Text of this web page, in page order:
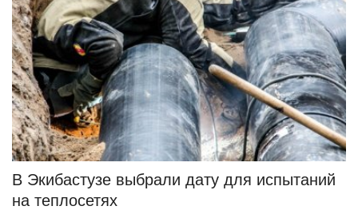
В Экибастузе выбрали дату для испытаний
на теплосетях